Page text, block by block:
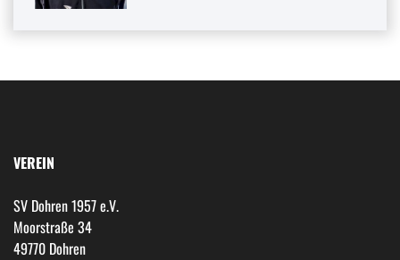
VEREIN
SV Dohren 1957 e.V.
Moorstraße 34
49770 Dohren